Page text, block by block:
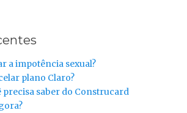
a impotência sexual?
plano Claro?
precisa saber do Construcard